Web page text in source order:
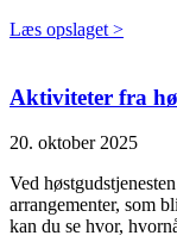
Læs opslaget >
Aktiviteter fra
20. oktober 2025
Ved
arrangementer, som
kan du se hvor,